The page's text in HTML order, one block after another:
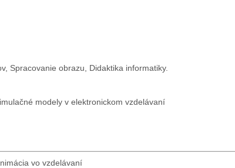
Spracovanie obrazu, Didaktika informatiky.
modely v elektronickom vzdelávaní
vo vzdelávaní